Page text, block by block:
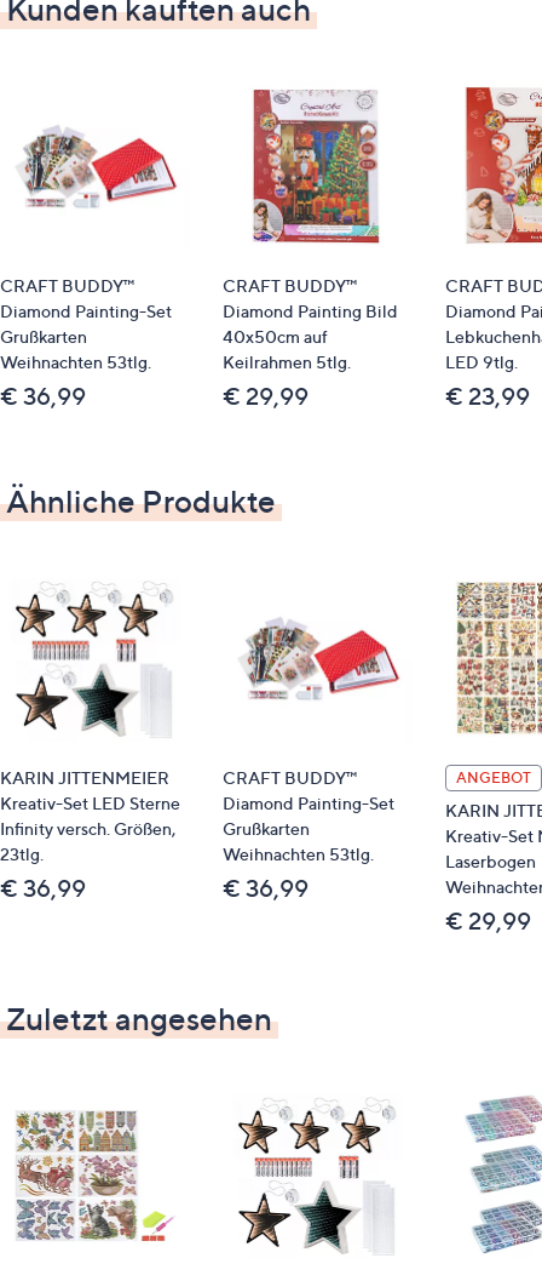
(passend zum Nachlegen)
Anleitung
Material
Holz, Acryl, MDF, LED
Kunden kauften auch
CRAFT BUDDY™
Diamond Painting-Set
Grußkarten
Weihnachten 53tlg.
€ 36,99
CRAFT BUDDY™
Diamond Painting Bild
40x50cm auf
Keilrahmen 5tlg.
€ 29,99
CRAFT
Diamond
LED 9tlg.
€ 23,99
Ähnliche Produkte
KARIN JITTENMEIER
Kreativ-Set LED Sterne
Infinity versch. Größen,
23tlg.
€ 36,99
CRAFT BUDDY™
Diamond Painting-Set
Grußkarten
Weihnachten 53tlg.
€ 36,99
ANGEBOT
KARIN
Kreativ-Set
Laserbogen
€ 29,99
Zuletzt angesehen